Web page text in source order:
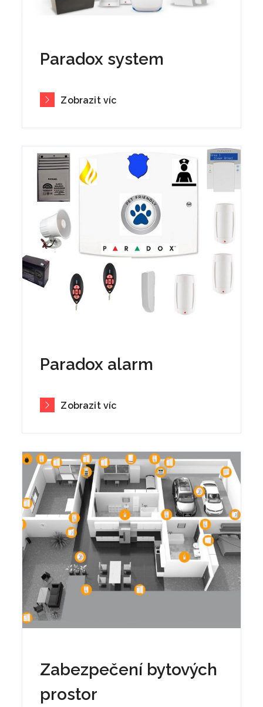
Paradox system
Zobrazit víc
Paradox alarm
Zobrazit víc
Zabezpečení bytových
prostor